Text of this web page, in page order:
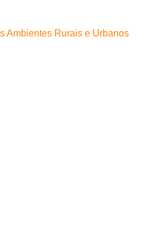
Ambientes Rurais e Urbanos